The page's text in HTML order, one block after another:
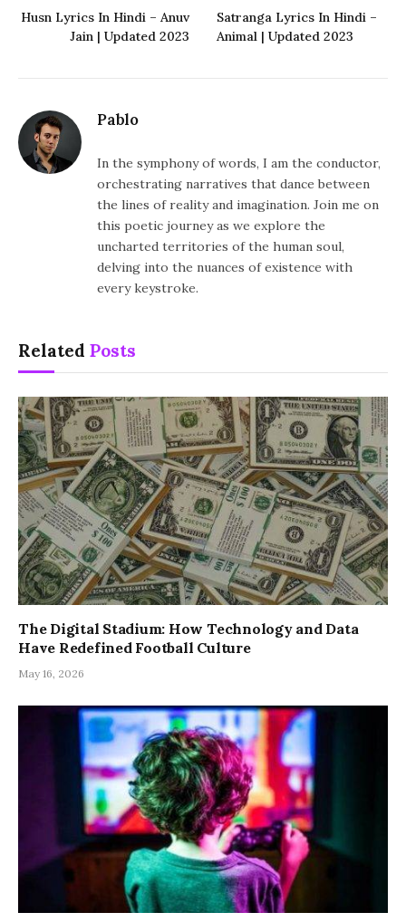
Husn Lyrics In Hindi – Anuv
Jain | Updated 2023
Satranga Lyrics In Hindi –
Animal | Updated 2023
Pablo
In the symphony of words, I am the conductor,
orchestrating narratives that dance between
the lines of reality and imagination. Join me on
this poetic journey as we explore the
uncharted territories of the human soul,
delving into the nuances of existence with
every keystroke.
Related Posts
The Digital Stadium: How Technology and Data
Have Redefined Football Culture
May 16, 2026